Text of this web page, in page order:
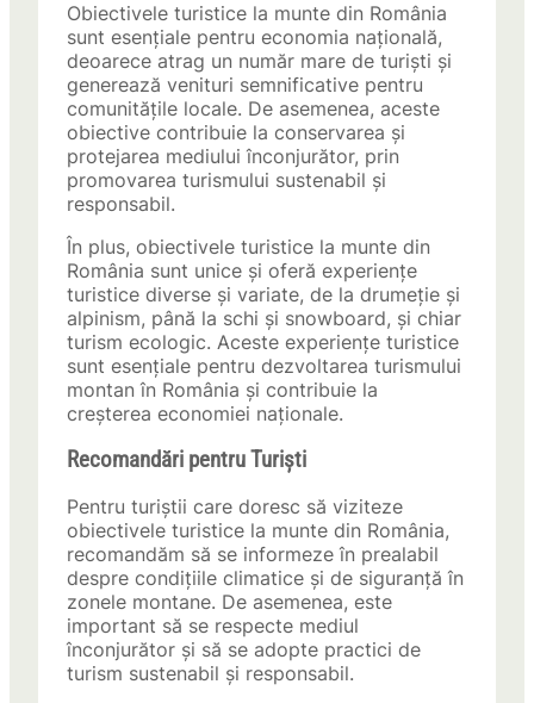
Obiectivele turistice la munte din România
sunt esențiale pentru economia națională,
deoarece atrag un număr mare de turiști și
generează venituri semnificative pentru
comunitățile locale. De asemenea, aceste
obiective contribuie la conservarea și
protejarea mediului înconjurător, prin
promovarea turismului sustenabil și
responsabil.
În plus, obiectivele turistice la munte din
România sunt unice și oferă experiențe
turistice diverse și variate, de la drumeție și
alpinism, până la schi și snowboard, și chiar
turism ecologic. Aceste experiențe turistice
sunt esențiale pentru dezvoltarea turismului
montan în România și contribuie la
creșterea economiei naționale.
Recomandări pentru Turiști
Pentru turiștii care doresc să viziteze
obiectivele turistice la munte din România,
recomandăm să se informeze în prealabil
despre condițiile climatice și de siguranță în
zonele montane. De asemenea, este
important să se respecte mediul
înconjurător și să se adopte practici de
turism sustenabil și responsabil.